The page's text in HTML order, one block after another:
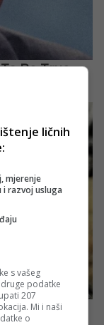
ličnih
mjerenje
i razvoj usluga
s vašeg
podatke
207
Mi i naši
o